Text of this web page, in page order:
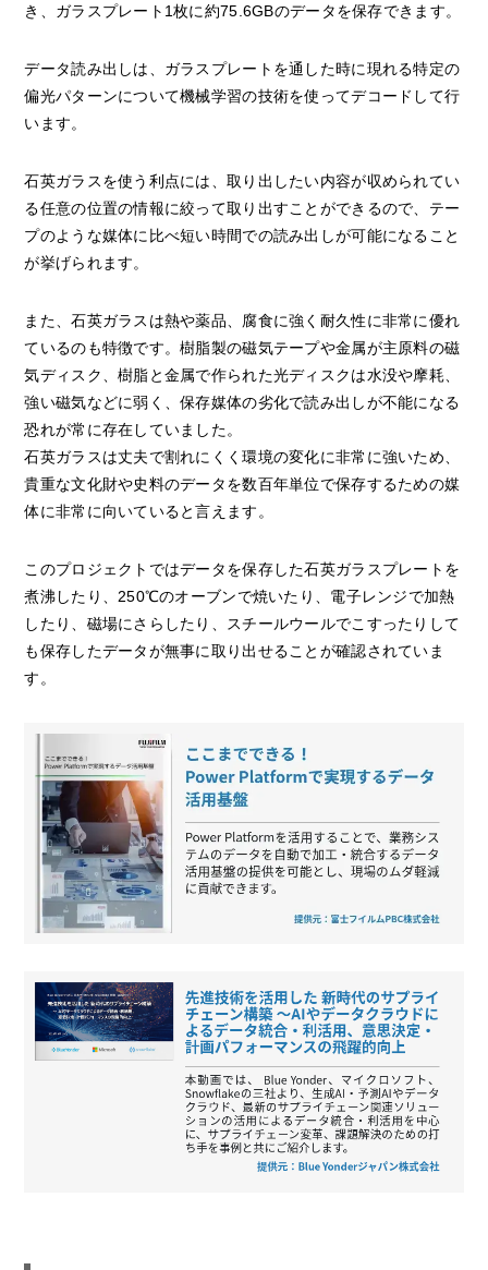
き、ガラスプレート1枚に約75.6GBのデータを保存できます。
データ読み出しは、ガラスプレートを通した時に現れる特定の
偏光パターンについて機械学習の技術を使ってデコードして行
います。
石英ガラスを使う利点には、取り出したい内容が収められてい
る任意の位置の情報に絞って取り出すことができるので、テー
プのような媒体に比べ短い時間での読み出しが可能になること
が挙げられます。
また、石英ガラスは熱や薬品、腐食に強く耐久性に非常に優れ
ているのも特徴です。樹脂製の磁気テープや金属が主原料の磁
気ディスク、樹脂と金属で作られた光ディスクは水没や摩耗、
強い磁気などに弱く、保存媒体の劣化で読み出しが不能になる
恐れが常に存在していました。
石英ガラスは丈夫で割れにくく環境の変化に非常に強いため、
貴重な文化財や史料のデータを数百年単位で保存するための媒
体に非常に向いていると言えます。
このプロジェクトではデータを保存した石英ガラスプレートを
煮沸したり、250℃のオーブンで焼いたり、電子レンジで加熱
したり、磁場にさらしたり、スチールウールでこすったりして
も保存したデータが無事に取り出せることが確認されていま
す。